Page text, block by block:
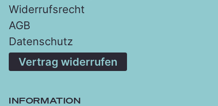
Widerrufsrecht
AGB
Datenschutz
Vertrag widerrufen
INFORMATION